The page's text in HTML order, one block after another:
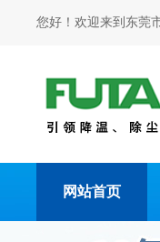
您好！欢迎来到东莞
网站首页